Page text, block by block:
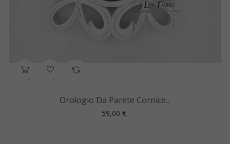
Orologio Da Parete Cornice...
Prezzo
59,00 €